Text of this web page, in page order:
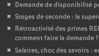
Demande de disponibilité
Stages de seconde : la
Rétroactivité des primes
comment faire la demande?
Salaires, choc des savoirs :